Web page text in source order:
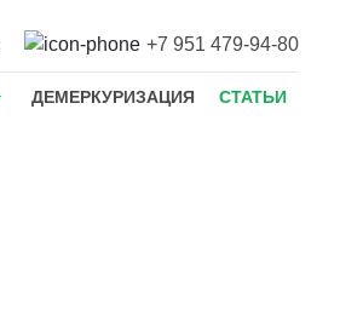
+7 951 479-94-80
ДЕМЕРКУРИЗАЦИЯ СТАТЬИ